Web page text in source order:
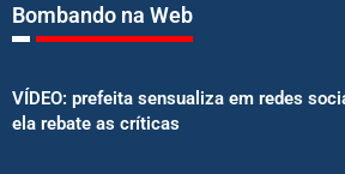
Bombando na Web
VÍDEO: prefeita sensualiza em redes
ela rebate as críticas